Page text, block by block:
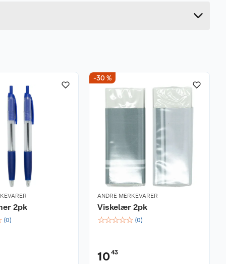
2pk
(0)
-30 %
ANDRE MERKEVARER
Viskelær 2pk
☆☆☆☆☆ (0)
1043